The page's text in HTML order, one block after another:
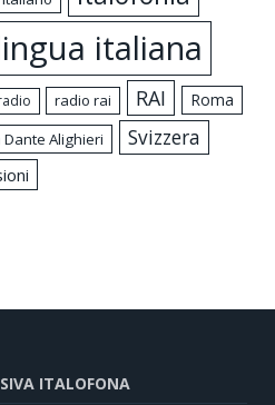
italiana
radio rai RAI
Roma
Dante Alighieri Svizzera
ITALOFONA